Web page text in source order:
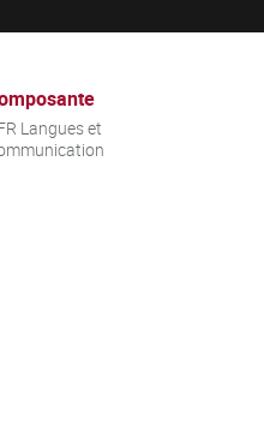
Langues et